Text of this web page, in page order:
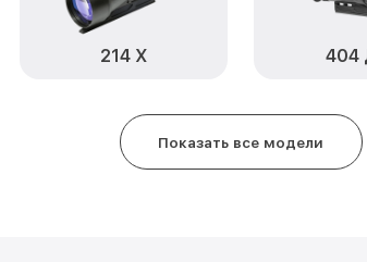
Замена корпуса
Замена дисплея
Прошивка
Ремонт платы
214 Х 404
Показать все модели